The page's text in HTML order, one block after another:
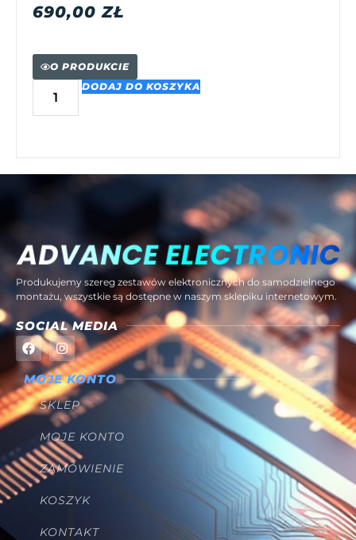
690,00ZŁ
O PRODUKCIE
DODAJ DO KOSZYKA
Produkujemy szereg zestawów elektronicznych do samodzielnego
montażu, wszystkie są dostępne w naszym sklepiku internetowym.
SOCIAL MEDIA
MOJE KONTO
SKLEP
MOJE KONTO
ZAMÓWIENIE
KOSZYK
KONTAKT